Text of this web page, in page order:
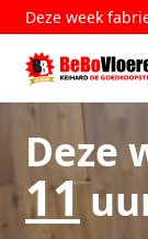
Deze week
Deze
11